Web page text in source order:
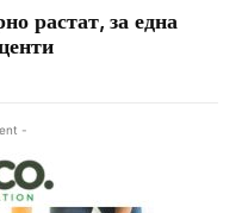
растат, за една
-